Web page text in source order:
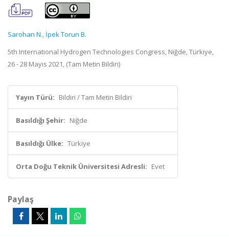
Sarohan N., İpek Torun B.
5th International Hydrogen Technologies Congress, Niğde, Türkiye,
26 - 28 Mayıs 2021, (Tam Metin Bildiri)
Yayın Türü: Bildiri / Tam Metin Bildiri
Basıldığı Şehir: Niğde
Basıldığı Ülke: Türkiye
Orta Doğu Teknik Üniversitesi Adresli: Evet
Paylaş